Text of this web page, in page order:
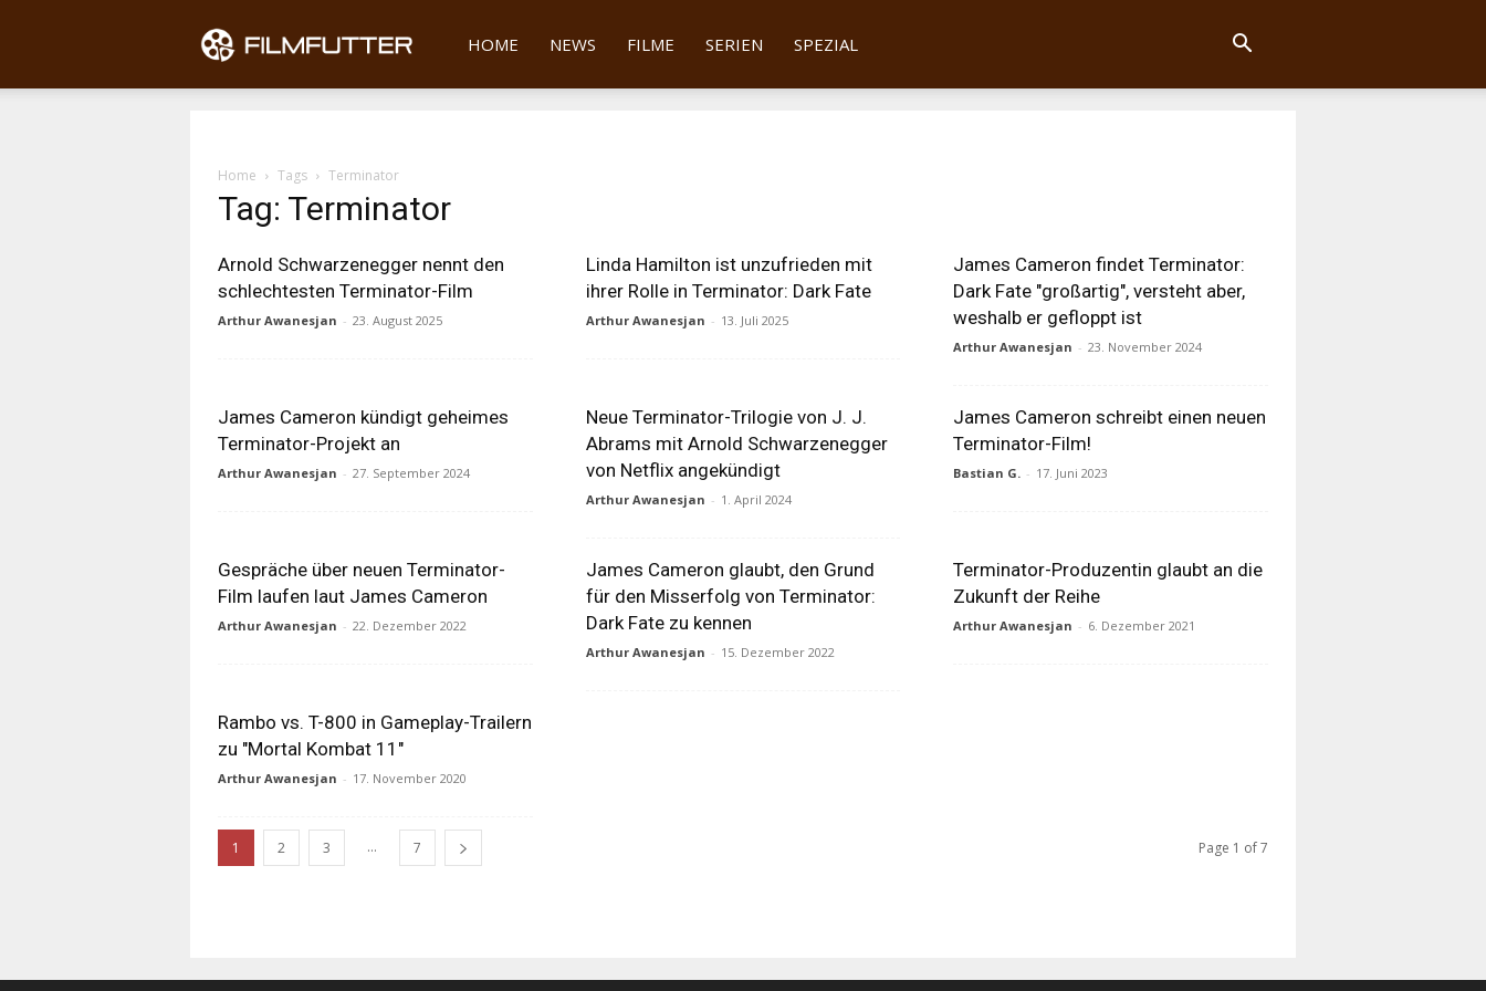
Filmfutter
HOME NEWS FILME SERIEN SPEZIAL
Home Tags Terminator
Tag: Terminator
Arnold Schwarzenegger nennt den
schlechtesten Terminator-Film
Arthur Awanesjan - 23. August 2025
Linda Hamilton ist unzufrieden mit
ihrer Rolle in Terminator: Dark Fate
Arthur Awanesjan - 13. Juli 2025
James Cameron findet Terminator:
Dark Fate "großartig", versteht aber,
weshalb er gefloppt ist
Arthur Awanesjan - 23. November 2024
James Cameron kündigt geheimes
Terminator-Projekt an
Arthur Awanesjan - 27. September 2024
Neue Terminator-Trilogie von J. J.
Abrams mit Arnold Schwarzenegger
von Netflix angekündigt
Arthur Awanesjan - 1. April 2024
James Cameron schreibt einen neuen
Terminator-Film!
Bastian G. - 17. Juni 2023
Gespräche über neuen Terminator-
Film laufen laut James Cameron
Arthur Awanesjan - 22. Dezember 2022
James Cameron glaubt, den Grund
für den Misserfolg von Terminator:
Dark Fate zu kennen
Arthur Awanesjan - 15. Dezember 2022
Terminator-Produzentin glaubt an die
Zukunft der Reihe
Arthur Awanesjan - 6. Dezember 2021
Rambo vs. T-800 in Gameplay-Trailern
zu "Mortal Kombat 11"
Arthur Awanesjan - 17. November 2020
1 2 3 ... 7 Page 1 of 7